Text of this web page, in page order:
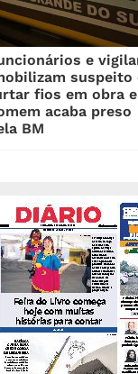
e
suspeito
fios em obra e
acaba preso
BM